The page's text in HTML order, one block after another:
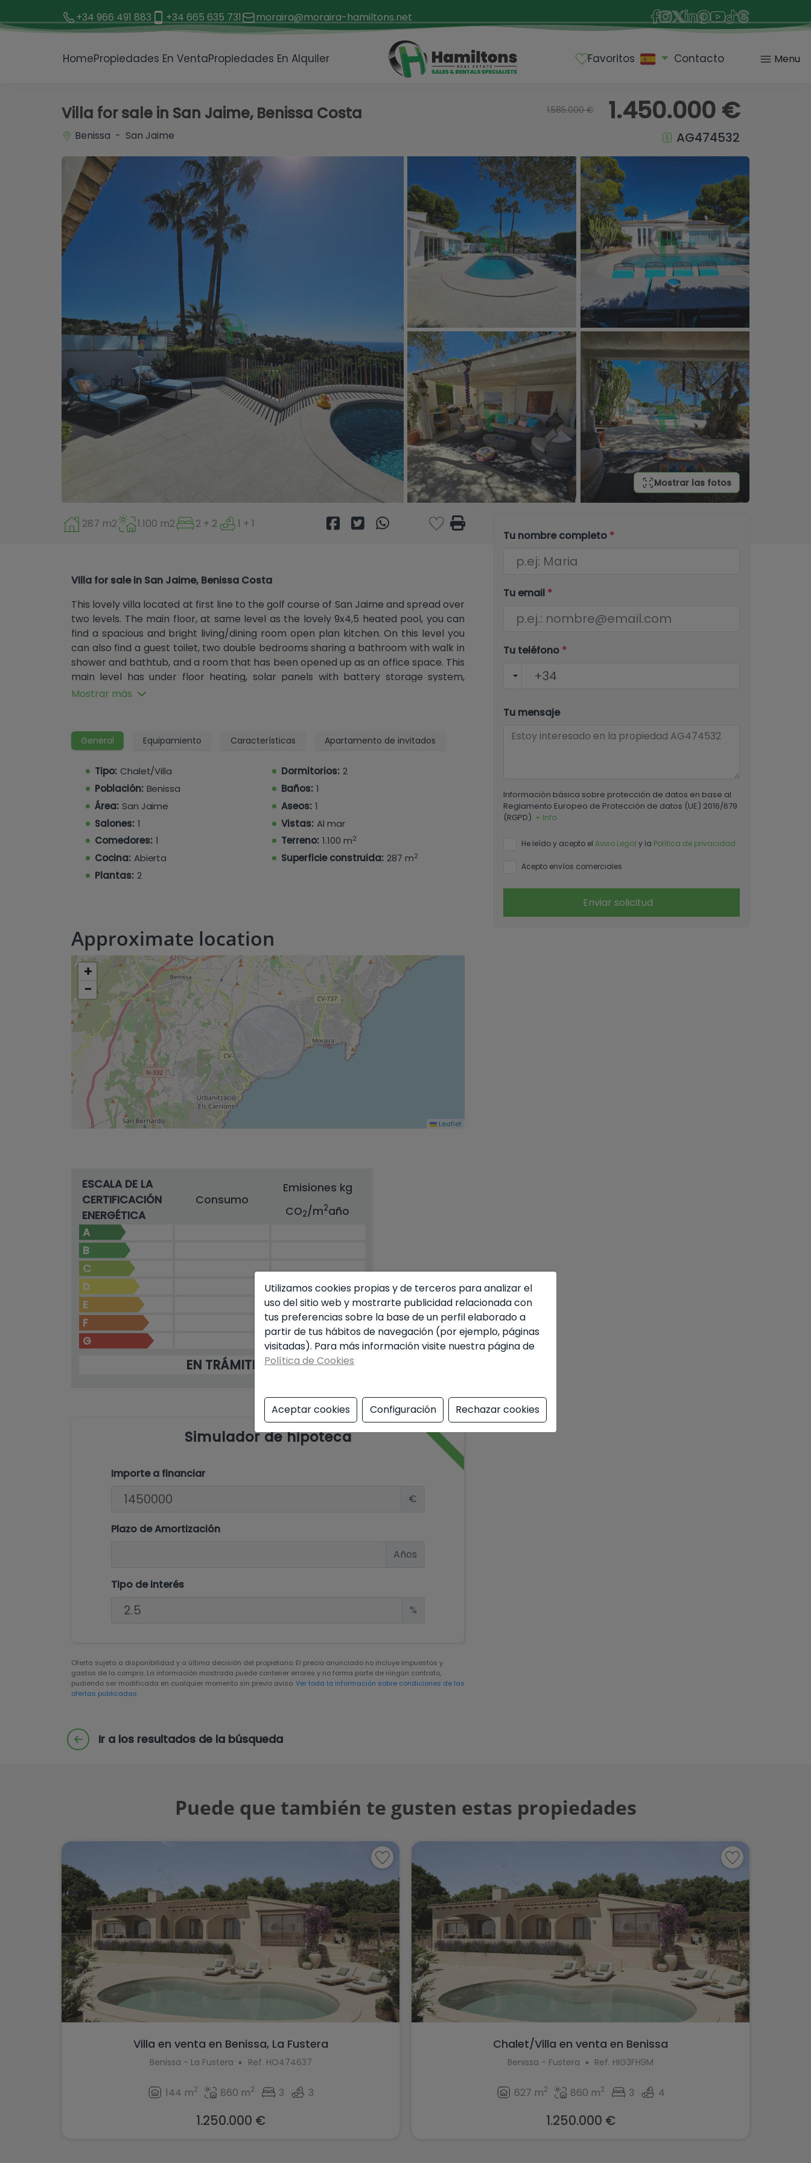
+34 966 491 883 +34 665 635 731 moraira@moraira-hamiltons.net
HomePropiedades En VentaPropiedades En Alquiler Favoritos Contacto Menu
Villa for sale in San Jaime, Benissa Costa 1.585.000 € 1.450.000 €
Benissa - San Jaime AG474532
Mostrar las fotos
287 m2 1.100 m2 2 + 2 1 + 1
Villa for sale in San Jaime, Benissa Costa
This lovely villa located at first line to the golf course of San Jaime and spread over
two levels. The main floor, at same level as the lovely 9x4,5 heated pool, you can
find a spacious and bright living/dining room open plan kitchen. On this level you
can also find a guest toilet, two double bedrooms sharing a bathroom with walk in
shower and bathtub, and a room that has been opened up as an office space. This
main level has under floor heating, solar panels with battery storage system,
double glazing and air conditioning in the lounge and master bedroom.
kitchen to the living room and two single bedrooms sharing a bathroom.
The garage has been transformed into a guest bedroom with sink having external
access to a shower/utility room.
The south facing pool terrace offers privacy, andviews to the Mediterranean Sea
and beautiful kept gardens-with auto irrigation system- are complemented by a
BBQ area, off street parking area, …
Mostrar más
General Equipamiento Características Apartamento de invitados
Tipo: Chalet/Villa Dormitorios: 2
Población: Benissa Baños: 1
Área: San Jaime Aseos: 1
Salones: 1 Vistas: Al mar
Comedores: 1 Terreno: 1.100 m2
Cocina: Abierta Superficie construida: 287 m2
Plantas: 2
Approximate location
+
−
Leaflet
ESCALA DE LA
CERTIFICACIÓN
ENERGÉTICA
Consumo
Emisiones kg
CO2/m2año
A
B
C
D
E
F
G
EN TRÁMITE
Simulador de hipoteca
Importe a financiar
€
Plazo de Amortización
Años
Tipo de interés
%
Oferta sujeta a disponibilidad y a última decisión del propietario. El precio anunciado no incluye impuestos y
gastos de la compra. La información mostrada puede contener errores y no forma parte de ningún contrato,
pudiendo ser modificada en cualquier momento sin previo aviso.Ver toda la información sobre condiciones de las
ofertas publicadas
Tu nombre completo *
Tu email *
Tu teléfono *
Tu mensaje
Información básica sobre protección de datos en base al
Reglamento Europeo de Protección de datos (UE) 2016/679
(RGPD). + Info
He leído y acepto el Aviso Legal y la Política de privacidad
Acepto envíos comerciales
Enviar solicitud
Ir a los resultados de la búsqueda
Puede que también te gusten estas propiedades
Villa en venta en Benissa, La Fustera
Benissa - La Fustera Ref. HO474637
144 m2 860 m2 3 3
1.250.000 €
Chalet/Villa en venta en Benissa
Benissa - Fustera Ref. HIG3FH9M
627 m2 860 m2 3 4
1.250.000 €
Utilizamos cookies propias y de terceros para analizar el
uso del sitio web y mostrarte publicidad relacionada con
tus preferencias sobre la base de un perfil elaborado a
partir de tus hábitos de navegación (por ejemplo, páginas
visitadas). Para más información visite nuestra página de
Política de Cookies
Aceptar cookies Configuración Rechazar cookies
1 / 44